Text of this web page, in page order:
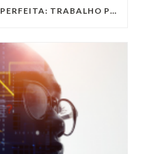
ENCONTRANDO A FÓRMULA PERFEITA: TRABALHO PRESENCIAL, HOME OFFICE OU TRABALHO HÍBRIDO?